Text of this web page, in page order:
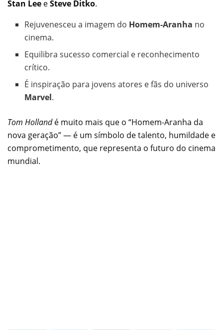
Stan Lee eSteve Ditko.
Rejuvenesceu a imagem do Homem-Aranha no
cinema.
Equilibra sucesso comercial e reconhecimento
crítico.
É inspiração para jovens atores e fãs do universo
Marvel.
Tom Hollandé muito mais que o “Homem-Aranha da
nova geração” — é um símbolo de talento, humildade e
comprometimento, que representa o futuro do cinema
mundial.